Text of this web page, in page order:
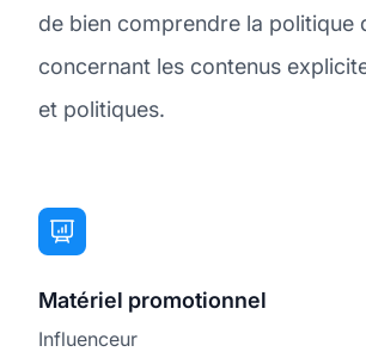
de bien comprendre la politique
concernant les contenus
et politiques.
Matériel promotionnel
Influenceur